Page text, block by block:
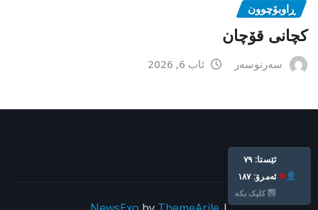
ڕاوبۆچوون
کچانی قۆچان
سەرنوسەر ئاب 6, 2026
Live: 79
Today: 187
Click Here